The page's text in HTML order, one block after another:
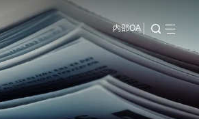
内部OA